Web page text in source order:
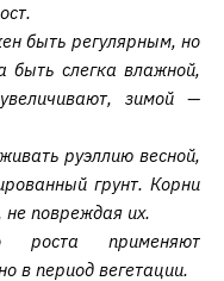
быть регулярным, но
быть слегка влажной,
зимой —
руэллию весной,
грунт. Корни
не повреждая их.
роста применяют
в период вегетации.